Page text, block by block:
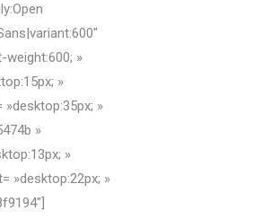
»
»
»
»
»
»desktop:22px; »